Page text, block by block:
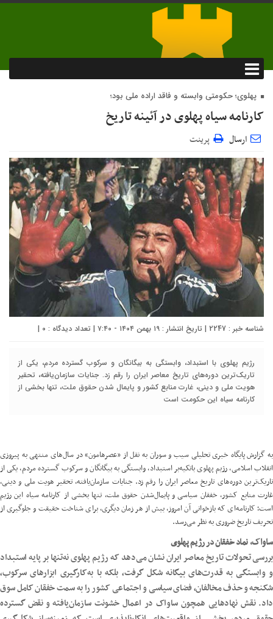
پهلوی؛ حکومتی وابسته و فاقد اراده ملی بود؛
کارنامه سیاه پهلوی در آئینه تاریخ
ارسال پرینت
شناسه خبر : 2247 | تاریخ انتشار : ۱۹ بهمن ۱۴۰۴ - ۷:۴۰ | تعداد دیدگاه : ۰ |
رژیم پهلوی با استبداد، وابستگی به بیگانگان و سرکوب گسترده مردم، یکی از
تاریک‌ترین دوره‌های تاریخ معاصر ایران را رقم زد. جنایات سازمان‌یافته، تحقیر
هویت ملی و دینی، غارت منابع کشور و پایمال شدن حقوق ملت، تنها بخشی از
کارنامه سیاه این حکومت است
به گزارش پایگاه خبری تحلیلی سیب و سوران به نقل از «عصرهامون» در سال‌های منتهی به پیروزی
انقلاب اسلامی، رژیم پهلوی باتکیه‌بر استبداد، وابستگی به بیگانگان و سرکوب گسترده مردم، یکی از
تاریک‌ترین دوره‌های تاریخ معاصر ایران را رقم زد. جنایات سازمان‌یافته، تحقیر هویت ملی و دینی،
غارت منابع کشور، خفقان سیاسی و پایمال‌شدن حقوق ملت، تنها بخشی از کارنامه سیاه این رژیم
است؛ کارنامه‌ای که بازخوانی آن امروز، بیش از هر زمان دیگری، برای شناخت حقیقت و جلوگیری از
تحریف تاریخ ضروری به نظر می‌رسد.
ساواک، نماد خفقان در رژیم پهلوی
بررسی تحولات تاریخ معاصر ایران نشان می‌دهد که رژیم پهلوی نه‌تنها بر پایه استبداد
و وابستگی به قدرت‌های بیگانه شکل گرفت، بلکه با به‌کارگیری ابزارهای سرکوب،
شکنجه و حذف مخالفان، فضای سیاسی و اجتماعی کشور را به سمت خفقان کامل سوق
داد. نقش نهادهایی همچون ساواک در اعمال خشونت سازمان‌یافته و نقض گسترده